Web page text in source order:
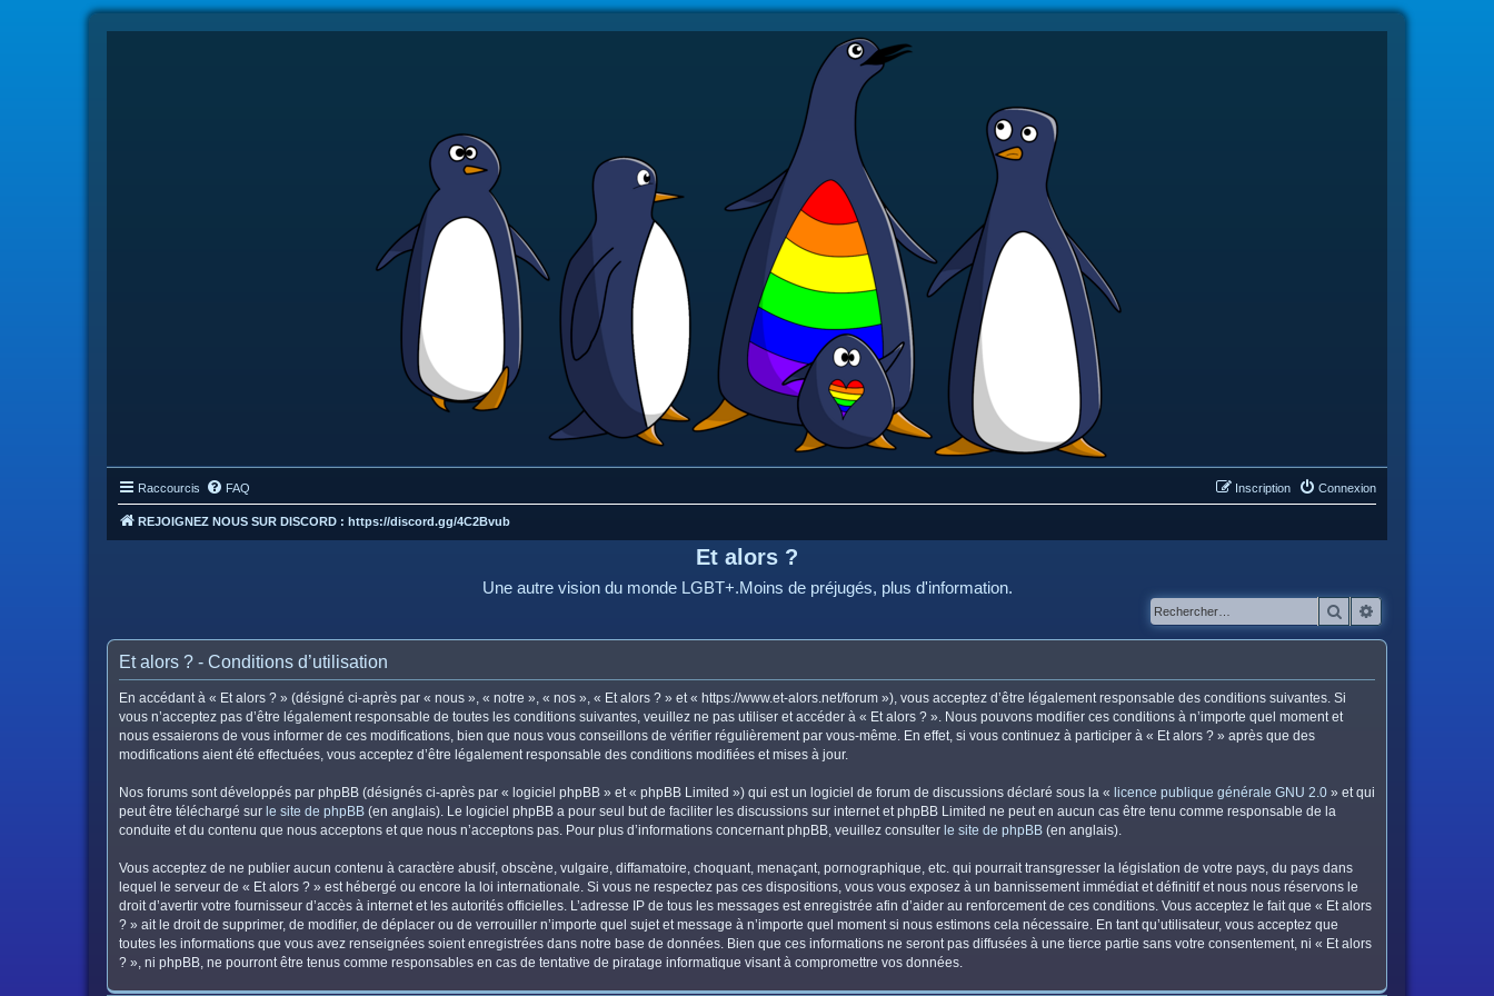
Raccourcis FAQ Connexion
Inscription
REJOIGNEZ NOUS SUR DISCORD : https://discord.gg/4C2Bvub
Et alors ?
Une autre vision du monde LGBT+.Moins de préjugés, plus d'information.
Rechercher
Et alors ? - Conditions d’utilisation
En accédant à « Et alors ? » (désigné ci-après par « nous », « notre », « nos », « Et alors ? » et « https://www.et-alors.net/forum »), vous acceptez d’être légalement responsable des conditions suivantes. Si
vous n’acceptez pas d’être légalement responsable de toutes les conditions suivantes, veuillez ne pas utiliser et accéder à « Et alors ? ». Nous pouvons modifier ces conditions à n’importe quel moment et
nous essaierons de vous informer de ces modifications, bien que nous vous conseillons de vérifier régulièrement par vous-même. En effet, si vous continuez à participer à « Et alors ? » après que des
modifications aient été effectuées, vous acceptez d’être légalement responsable des conditions modifiées et mises à jour.
Nos forums sont développés par phpBB (désignés ci-après par « logiciel phpBB » et « phpBB Limited ») qui est un logiciel de forum de discussions déclaré sous la « licence publique générale GNU 2.0 » et qui
peut être téléchargé sur le site de phpBB (en anglais). Le logiciel phpBB a pour seul but de faciliter les discussions sur internet et phpBB Limited ne peut en aucun cas être tenu comme responsable de la
conduite et du contenu que nous acceptons et que nous n’acceptons pas. Pour plus d’informations concernant phpBB, veuillez consulter le site de phpBB (en anglais).
Vous acceptez de ne publier aucun contenu à caractère abusif, obscène, vulgaire, diffamatoire, choquant, menaçant, pornographique, etc. qui pourrait transgresser la législation de votre pays, du pays dans
lequel le serveur de « Et alors ? » est hébergé ou encore la loi internationale. Si vous ne respectez pas ces dispositions, vous vous exposez à un bannissement immédiat et définitif et nous nous réservons le
droit d’avertir votre fournisseur d’accès à internet et les autorités officielles. L’adresse IP de tous les messages est enregistrée afin d’aider au renforcement de ces conditions. Vous acceptez le fait que « Et alors
? » ait le droit de supprimer, de modifier, de déplacer ou de verrouiller n’importe quel sujet et message à n’importe quel moment si nous estimons cela nécessaire. En tant qu’utilisateur, vous acceptez que
toutes les informations que vous avez renseignées soient enregistrées dans notre base de données. Bien que ces informations ne seront pas diffusées à une tierce partie sans votre consentement, ni « Et alors
? », ni phpBB, ne pourront être tenus comme responsables en cas de tentative de piratage informatique visant à compromettre vos données.